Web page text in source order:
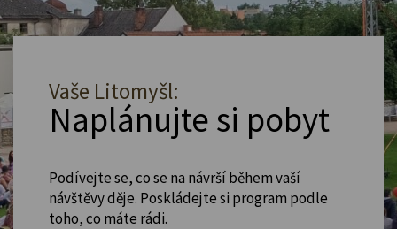
Vaše Litomyšl:
Naplánujte si pobyt
Podívejte se, co se na návrší během vaší
návštěvy děje. Poskládejte si program podle
toho, co máte rádi.